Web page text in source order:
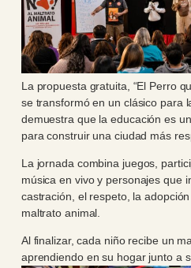
La propuesta gratuita, “El Perro
se transformó en un clásico para
demuestra que la educación es
para construir una ciudad más
La jornada combina juegos,
música en vivo y personajes que
castración, el respeto, la
maltrato animal.
Al finalizar, cada niño recibe un
aprendiendo en su hogar junto a